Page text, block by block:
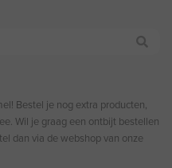
Bestel je nog extra producten,
Wil je graag een ontbijt bestellen
dan via de webshop van onze